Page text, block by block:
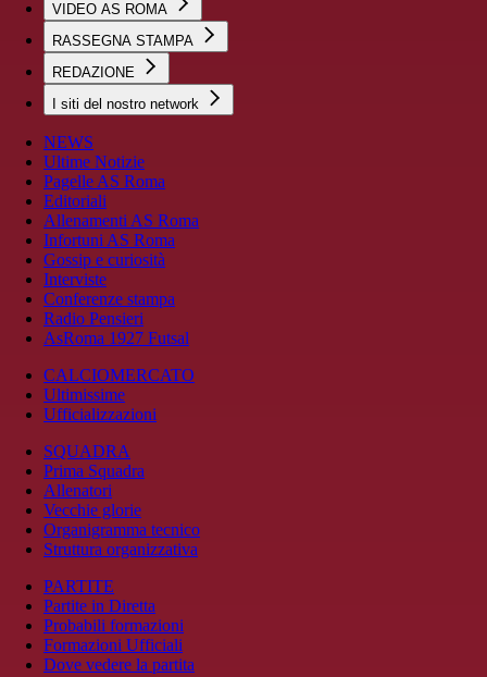
VIDEO AS ROMA
RASSEGNA STAMPA
REDAZIONE
I siti del nostro network
NEWS
Ultime Notizie
Pagelle AS Roma
Editoriali
Allenamenti AS Roma
Infortuni AS Roma
Gossip e curiosità
Interviste
Conferenze stampa
Radio Pensieri
AsRoma 1927 Futsal
CALCIOMERCATO
Ultimissime
Ufficializzazioni
SQUADRA
Prima Squadra
Allenatori
Vecchie glorie
Organigramma tecnico
Struttura organizzativa
PARTITE
Partite in Diretta
Probabili formazioni
Formazioni Ufficiali
Dove vedere la partita